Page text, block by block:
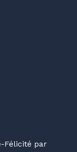
Félicité par